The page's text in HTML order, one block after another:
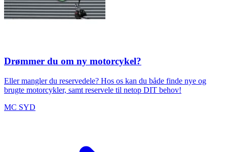
Drømmer du om ny motorcykel?
Eller mangler du reservedele? Hos os kan du både finde nye og
brugte motorcykler, samt reservele til netop DIT behov!
MC SYD